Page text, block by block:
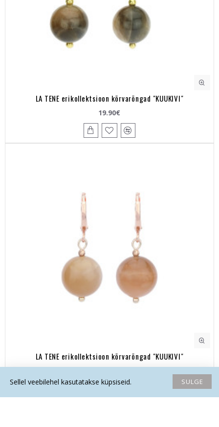
LA TENE erikollektsioon kõrvarõngad "KUUKIVI"
19.90€
LA TENE erikollektsioon kõrvarõngad "KUUKIVI"
Saada email Helista
SULGE
Sellel veebilehel kasutatakse küpsiseid.